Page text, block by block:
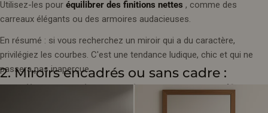
Utilisez-les pour équilibrer des finitions nettes , comme des
carreaux élégants ou des armoires audacieuses.
En résumé : si vous recherchez un miroir qui a du caractère,
privilégiez les courbes. C'est une tendance ludique, chic et qui ne
passera pas inaperçue.
2. Miroirs encadrés ou sans cadre :
quelles sont les tendances en matière